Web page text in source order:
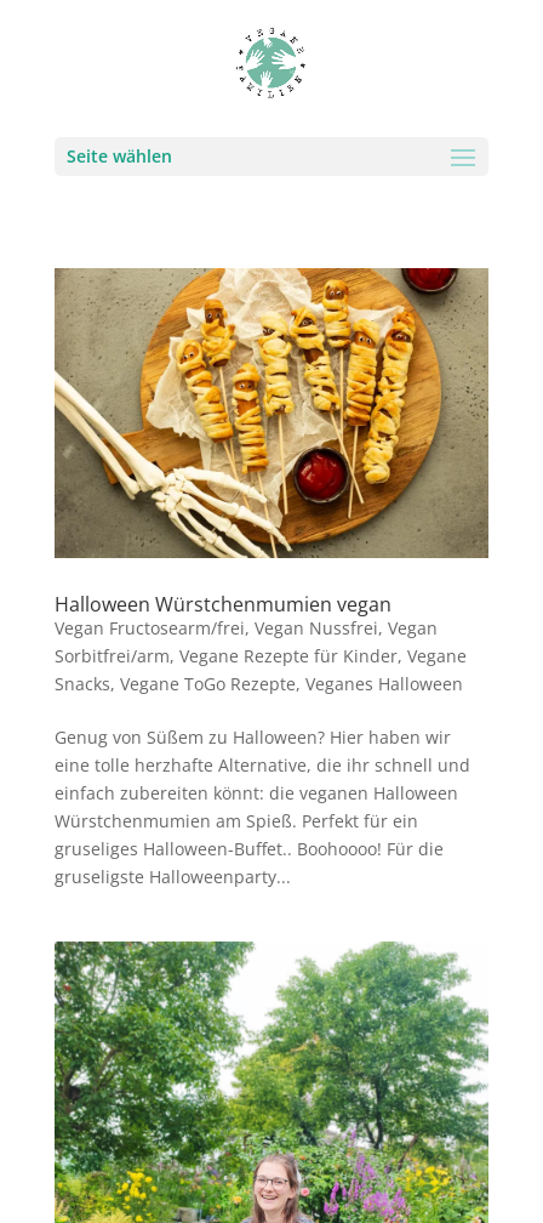
Seite wählen
Halloween Würstchenmumien vegan
Vegan Fructosearm/frei, Vegan Nussfrei, Vegan
Sorbitfrei/arm, Vegane Rezepte für Kinder, Vegane
Snacks, Vegane ToGo Rezepte, Veganes Halloween
Genug von Süßem zu Halloween? Hier haben wir
eine tolle herzhafte Alternative, die ihr schnell und
einfach zubereiten könnt: die veganen Halloween
Würstchenmumien am Spieß. Perfekt für ein
gruseliges Halloween-Buffet.. Boohoooo! Für die
gruseligste Halloweenparty...